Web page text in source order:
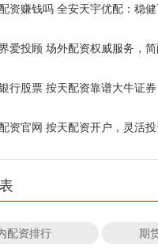
资赚钱吗 全安天宇优配：稳
爱投顾 场外配资权威服务，
行股票 按天配资靠谱大牛证
资官网 按天配资开户，灵活
配资排行 期